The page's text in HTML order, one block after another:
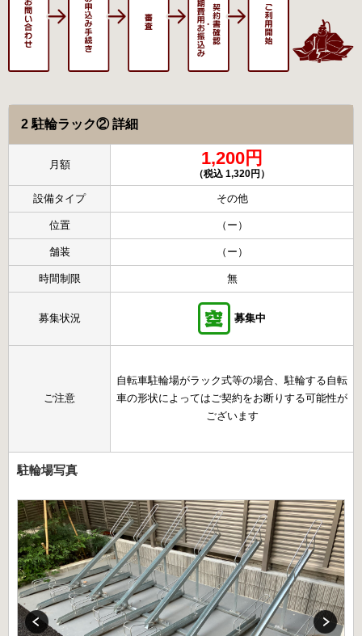
2 駐輪ラック② 詳細
月額 1,200円
（税込 1,320円）
設備タイプ その他
位置 （ー）
舗装 （ー）
時間制限 無
募集状況 募集中
ご注意
自転車駐輪場がラック式等の場合、駐輪する自転
車の形状によってはご契約をお断りする可能性が
ございます
駐輪場写真